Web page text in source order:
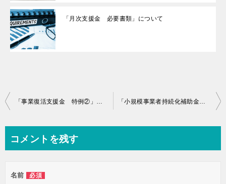
「月次支援金 必要書類」について
投
ビ
ー
「事業復活支援金 特例②」について 「小規模事業者持続化補助金とインボイス制度」について
コメントを残す
名前 必須